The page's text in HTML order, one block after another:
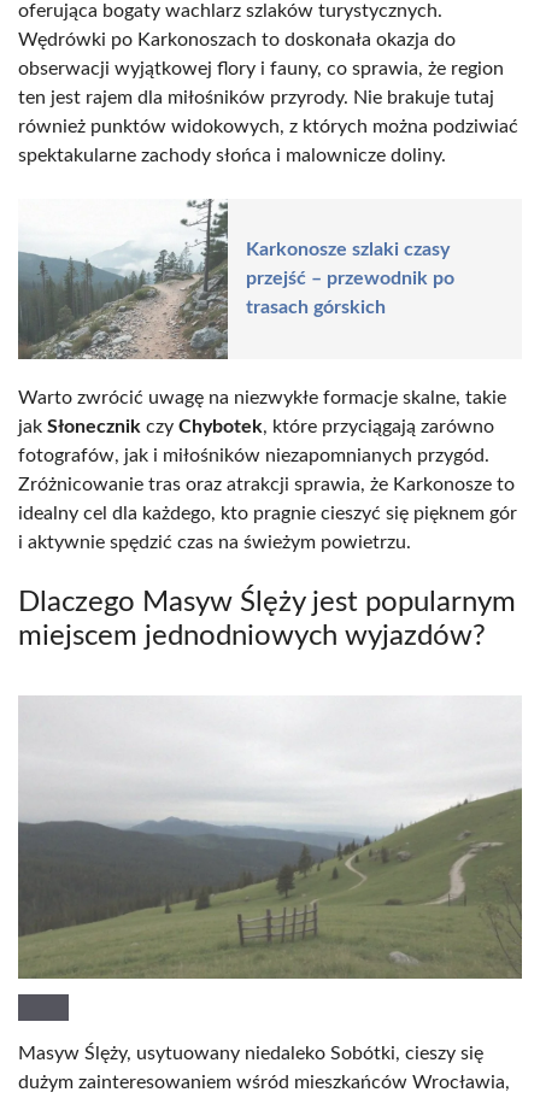
oferująca bogaty wachlarz szlaków turystycznych.
Wędrówki po Karkonoszach to doskonała okazja do
obserwacji wyjątkowej flory i fauny, co sprawia, że region
ten jest rajem dla miłośników przyrody. Nie brakuje tutaj
również punktów widokowych, z których można podziwiać
spektakularne zachody słońca i malownicze doliny.
Karkonosze szlaki czasy
przejść – przewodnik po
trasach górskich
Warto zwrócić uwagę na niezwykłe formacje skalne, takie
jak Słonecznik czy Chybotek, które przyciągają zarówno
fotografów, jak i miłośników niezapomnianych przygód.
Zróżnicowanie tras oraz atrakcji sprawia, że Karkonosze to
idealny cel dla każdego, kto pragnie cieszyć się pięknem gór
i aktywnie spędzić czas na świeżym powietrzu.
Dlaczego Masyw Ślęży jest popularnym
miejscem jednodniowych wyjazdów?
Masyw Ślęży, usytuowany niedaleko Sobótki, cieszy się
dużym zainteresowaniem wśród mieszkańców Wrocławia,